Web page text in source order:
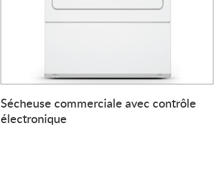
Sécheuse commerciale avec contrôle
électronique